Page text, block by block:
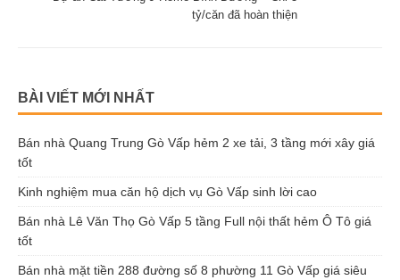
tỷ/căn đã hoàn thiện
BÀI VIẾT MỚI NHẤT
Bán nhà Quang Trung Gò Vấp hẻm 2 xe tải, 3 tầng mới xây giá
tốt
Kinh nghiệm mua căn hộ dịch vụ Gò Vấp sinh lời cao
Bán nhà Lê Văn Thọ Gò Vấp 5 tầng Full nội thất hẻm Ô Tô giá
tốt
Bán nhà mặt tiền 288 đường số 8 phường 11 Gò Vấp giá siêu